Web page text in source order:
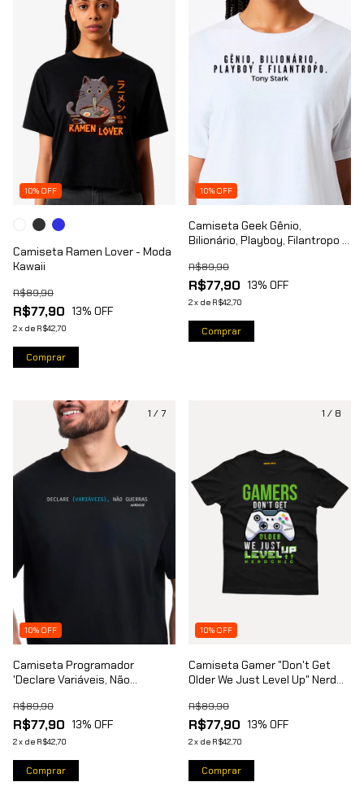
10% OFF
Camiseta Ramen Lover - Moda
Kawaii
R$77,90
R$89,90
13% OFF
2x de R$42,70
Comprar
10% OFF
Camiseta Geek Gênio,
Bilionário, Playboy, Filantropo -
R$77,90
R$89,90
13% OFF
2x de R$42,70
Comprar
1 /7
10% OFF
Camiseta Programador
'Declare Variáveis, Não
R$77,90
R$89,90
13% OFF
2x de R$42,70
Comprar
1 / 8
10% OFF
Camiseta Gamer "Don't Get
Older We Just Level Up" Nerd
R$77,90
R$89,90
13% OFF
2x de R$42,70
Comprar